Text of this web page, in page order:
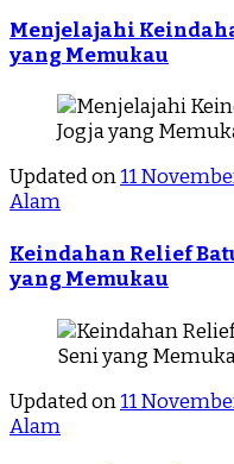
Menjelajahi
yang Memukau
Updated on11
Alam
Keindahan Relief
yang Memukau
Updated on11
Alam